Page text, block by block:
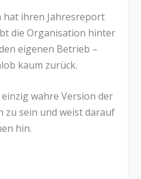
hat ihren Jahresreport
die Organisation hinter
eigenen Betrieb –
kaum zurück.
wahre Version der
zu sein und weist darauf
hin.